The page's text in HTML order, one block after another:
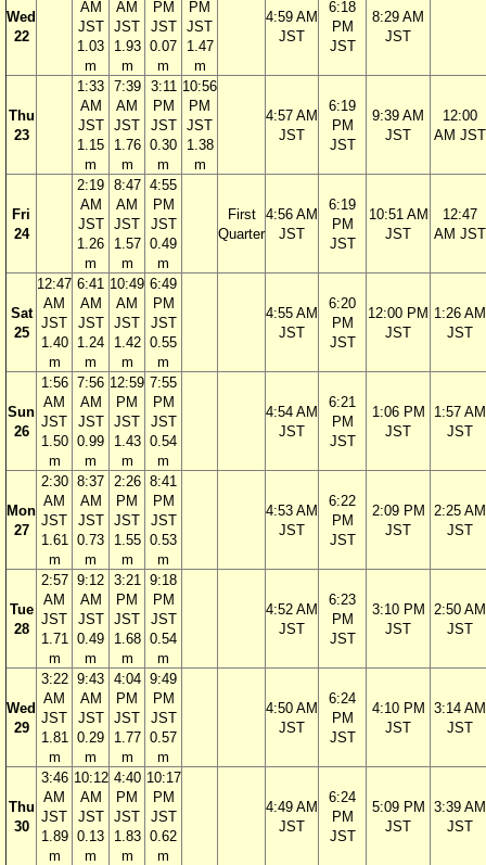
Wed
22
AM
JST
1.03
m
AM
JST
1.93
m
PM
JST
0.07
m
PM
JST
1.47
m
4:59 AM
JST
6:18
PM
JST
8:29 AM
JST
Thu
23
1:33
AM
JST
1.15
m
7:39
AM
JST
1.76
m
3:11
PM
JST
0.30
m
10:56
PM
JST
1.38
m
4:57 AM
JST
6:19
PM
JST
9:39 AM
JST
12:00
AM JST
Fri
24
2:19
AM
JST
1.26
m
8:47
AM
JST
1.57
m
4:55
PM
JST
0.49
m
First
Quarter
4:56 AM
JST
6:19
PM
JST
10:51 AM
JST
12:47
AM JST
Sat
25
12:47
AM
JST
1.40
m
6:41
AM
JST
1.24
m
10:49
AM
JST
1.42
m
6:49
PM
JST
0.55
m
4:55 AM
JST
6:20
PM
JST
12:00 PM
JST
1:26 AM
JST
Sun
26
1:56
AM
JST
1.50
m
7:56
AM
JST
0.99
m
12:59
PM
JST
1.43
m
7:55
PM
JST
0.54
m
4:54 AM
JST
6:21
PM
JST
1:06 PM
JST
1:57 AM
JST
Mon
27
2:30
AM
JST
1.61
m
8:37
AM
JST
0.73
m
2:26
PM
JST
1.55
m
8:41
PM
JST
0.53
m
4:53 AM
JST
6:22
PM
JST
2:09 PM
JST
2:25 AM
JST
Tue
28
2:57
AM
JST
1.71
m
9:12
AM
JST
0.49
m
3:21
PM
JST
1.68
m
9:18
PM
JST
0.54
m
4:52 AM
JST
6:23
PM
JST
3:10 PM
JST
2:50 AM
JST
Wed
29
3:22
AM
JST
1.81
m
9:43
AM
JST
0.29
m
4:04
PM
JST
1.77
m
9:49
PM
JST
0.57
m
4:50 AM
JST
6:24
PM
JST
4:10 PM
JST
3:14 AM
JST
Thu
30
3:46
AM
JST
1.89
m
10:12
AM
JST
0.13
m
4:40
PM
JST
1.83
m
10:17
PM
JST
0.62
m
4:49 AM
JST
6:24
PM
JST
5:09 PM
JST
3:39 AM
JST